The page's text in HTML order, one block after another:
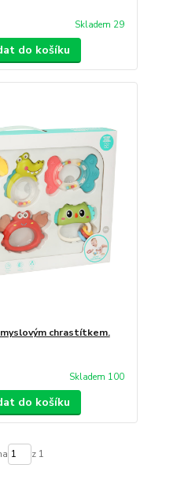
Skladem 29
do košíku
chrastítkem.
Skladem 100
do košíku
z 1